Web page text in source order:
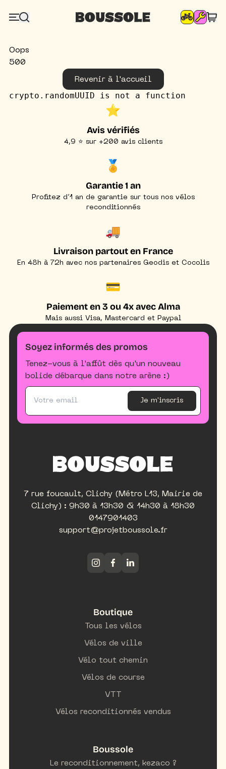
Oops
500
Revenir à l'accueil
crypto.randomUUID is not a function
⭐️
Avis vérifiés
4,9 ⭐ sur +200 avis clients
🏅
Garantie 1 an
Profitez d’1 an de garantie sur tous nos vélos
reconditionnés
🚚
Livraison partout en France
En 48h à 72h avec nos partenaires Geodis et Cocolis
💳
Paiement en 3 ou 4x avec Alma
Mais aussi Visa, Mastercard et Paypal
Soyez informés des promos
Tenez-vous à l'affût dès qu'un nouveau
bolide débarque dans notre arène :)
Je m'inscris
7 rue foucault, Clichy (Métro L13, Mairie de
Clichy) : 9h30 à 13h30 & 14h30 à 18h30
0147901403
support@projetboussole.fr
Boutique
Tous les vélos
Vélos de ville
Vélo tout chemin
Vélos de course
VTT
Vélos reconditionnés vendus
Boussole
Le reconditionnement, kezaco ?